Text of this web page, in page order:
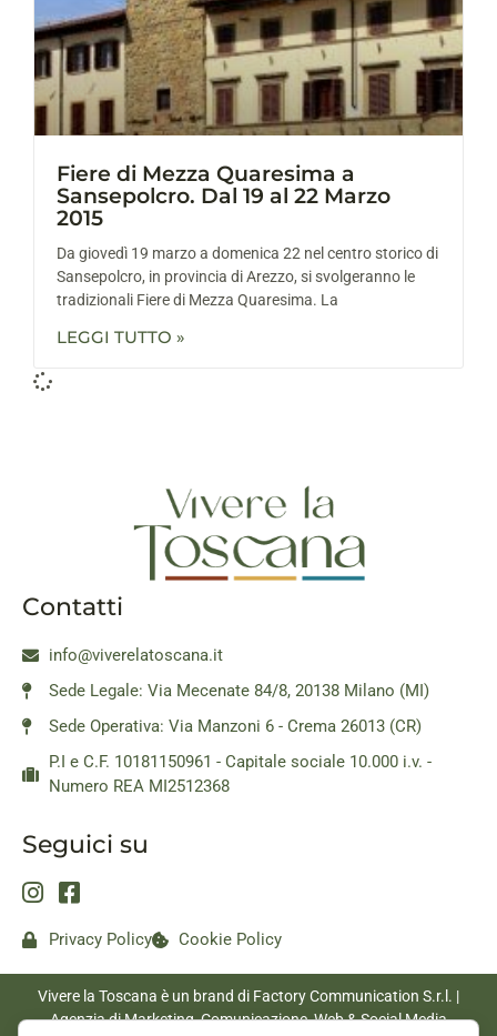
Fiere di Mezza Quaresima a
Sansepolcro. Dal 19 al 22 Marzo
2015
Da giovedì 19 marzo a domenica 22 nel centro storico di
Sansepolcro, in provincia di Arezzo, si svolgeranno le
tradizionali Fiere di Mezza Quaresima. La
LEGGI TUTTO »
Contatti
info@viverelatoscana.it
Sede Legale: Via Mecenate 84/8, 20138 Milano (MI)
Sede Operativa: Via Manzoni 6 - Crema 26013 (CR)
P.I e C.F. 10181150961 - Capitale sociale 10.000 i.v. -
Numero REA MI2512368
Seguici su
Privacy Policy Cookie Policy
Vivere la Toscana è un brand di Factory Communication S.r.l. |
Agenzia di Marketing, Comunicazione, Web & Social Media